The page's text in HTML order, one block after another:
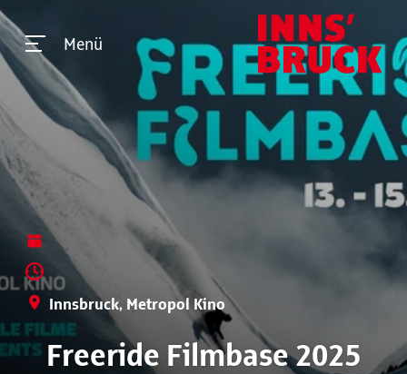
Menü
Innsbruck, Metropol Kino
Freeride Filmbase 2025